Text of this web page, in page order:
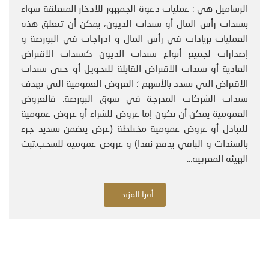
الرساميل هي : عمليات دعوة الجمهور للادخار المتعلقة سواء
بسندات رأس المال أو سندات الديون، يمكن أن تتعلق هذه
العمليات بزيادات في رأس المال و إدراجات في البورصة و
إصدارات لجميع أنواع سندات الديون كسندات الاقتراض
العادية أو سندات الاقتراض القابلة للتحويل أو حتى سندات
الاقتراض التي تسدد بالأسهم ؛ العروض العمومية التي تهدف
سندات الشركات المدرجة في سوق البورصة. فالعروض
العمومية يمكن أن تكون إما عروض للشراء أو عروض عمومية
للتبادل أو عروض عمومية مختلطة (عرض يتضمن تسديد جزء
بالسندات و الباقي يدفع نقدا) و عروض عمومية للسحب.تبت
الهيئة المغربية...
أقرا المزيد...